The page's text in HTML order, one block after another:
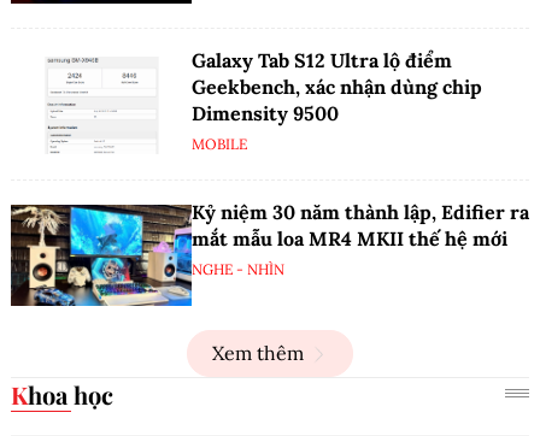
Galaxy Tab S12 Ultra lộ điểm
Geekbench, xác nhận dùng chip
Dimensity 9500
MOBILE
Kỷ niệm 30 năm thành lập, Edifier ra
mắt mẫu loa MR4 MKII thế hệ mới
NGHE - NHÌN
Xem thêm
Khoa học